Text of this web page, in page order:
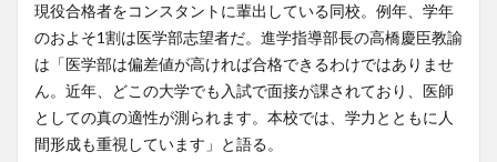
現役合格者をコンスタントに輩出している同校。例年、学年
のおよそ1割は医学部志望者だ。進学指導部長の高橋慶臣教諭
は「医学部は偏差値が高ければ合格できるわけではありませ
ん。近年、どこの大学でも入試で面接が課されており、医師
としての真の適性が測られます。本校では、学力とともに人
間形成も重視しています」と語る。